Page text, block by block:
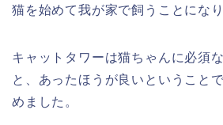
猫を始めて我が家で飼うことになり
キャットタワーは猫ちゃんに必須
と、あったほうが良いということ
めました。